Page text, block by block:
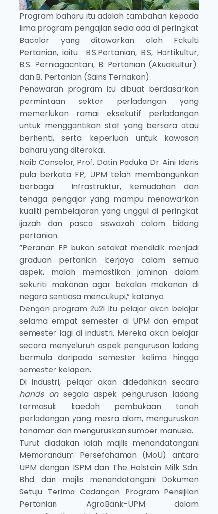
Program baharu itu adalah tambahan kepada
lima program pengajian sedia ada di peringkat
Bacelor yang ditawarkan oleh Fakulti
Pertanian, iaitu B.S.Pertanian, B.S, Hortikultur,
B.S. Perniagaantani, B. Pertanian (Akuakultur)
dan B. Pertanian (Sains Ternakan).
Penawaran program itu dibuat berdasarkan
permintaan sektor perladangan yang
memerlukan ramai eksekutif perladangan
untuk menggantikan staf yang bersara atau
berhenti, serta keperluan untuk kawasan
baharu yang diterokai.
Naib Canselor, Prof. Datin Paduka Dr. Aini Ideris
pula berkata FP, UPM telah membangunkan
berbagai infrastruktur, kemudahan dan
tenaga pengajar yang mampu menawarkan
kualiti pembelajaran yang unggul di peringkat
ijazah dan pasca siswazah dalam bidang
pertanian.
”Peranan FP bukan setakat mendidik menjadi
graduan pertanian berjaya dalam semua
aspek, malah memastikan jaminan dalam
sekuriti makanan agar bekalan makanan di
negara sentiasa mencukupi,” katanya.
Dengan program 2u2i itu pelajar akan belajar
selama empat semester di UPM dan empat
semester lagi di industri. Mereka akan belajar
secara menyeluruh aspek pengurusan ladang
bermula daripada semester kelima hingga
semester kelapan.
Di industri, pelajar akan didedahkan secara
hands onsegala aspek pengurusan ladang
termasuk kaedah pembukaan tanah
perladangan yang mesra alam, menguruskan
tanaman dan menguruskan sumber manusia.
Turut diadakan ialah majlis menandatangani
Memorandum Persefahaman (MoU) antara
UPM dengan ISPM dan The Holstein Milk Sdn.
Bhd. dan majlis menandatangani Dokumen
Setuju Terima Cadangan Program Pensijilan
Pertanian AgroBank-UPM dalam